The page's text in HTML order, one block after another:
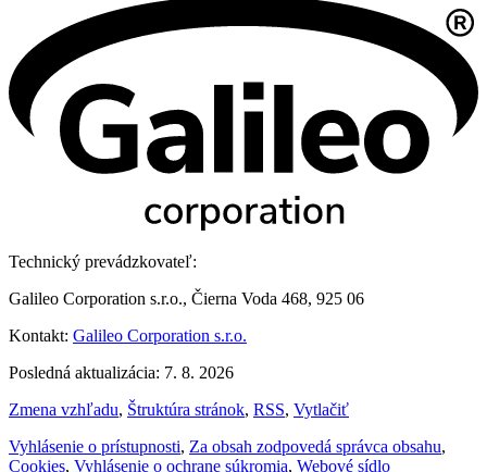
Technický prevádzkovateľ:
Galileo Corporation s.r.o., Čierna Voda 468, 925 06
Kontakt: Galileo Corporation s.r.o.
Posledná aktualizácia: 7. 8. 2026
Zmena vzhľadu, Štruktúra stránok, RSS, Vytlačiť
Vyhlásenie o prístupnosti, Za obsah zodpovedá správca obsahu,
Cookies, Vyhlásenie o ochrane súkromia, Webové sídlo